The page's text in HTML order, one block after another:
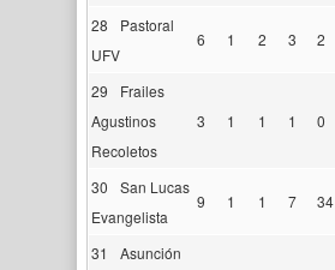
28
Pastoral
UFV
6 1 2 3 2
29
Frailes
Agustinos
Recoletos
3 1 1 1 0
30
San Lucas
Evangelista
9 1 1 7 34
31
Asunción